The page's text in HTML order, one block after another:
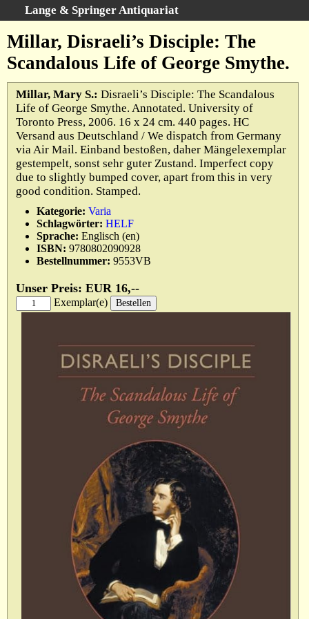
Lange & Springer Antiquariat
Kategorien
Schlagwörter
Gesamtbestand
Warenkorb
Ankauf
AGB
Widerruf
Datenschutz
Impressum
Millar, Disraeli’s Disciple: The
Scandalous Life of George Smythe.
Millar, Mary S.: Disraeli’s Disciple: The Scandalous
Life of George Smythe. Annotated. University of
Toronto Press, 2006. 16 x 24 cm. 440 pages. HC
Versand aus Deutschland / We dispatch from Germany
via Air Mail. Einband bestoßen, daher Mängelexemplar
gestempelt, sonst sehr guter Zustand. Imperfect copy
due to slightly bumped cover, apart from this in very
good condition. Stamped.
Kategorie: Varia
Schlagwörter: HELF
Sprache: Englisch (en)
ISBN: 9780802090928
Bestellnummer: 9553VB
Unser Preis: EUR 16,--
Exemplar(e)